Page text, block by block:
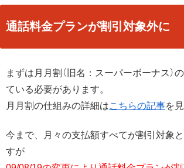
通話料金プランが割引対象外に
まずは月月割（旧名：スーパーボーナス）
ている必要があります。
月月割の仕組みの詳細はこちらの記事を
今まで、月々の支払額すべてが割引対象
すが